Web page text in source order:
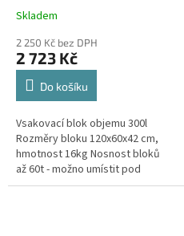
Compact
Průměrné
produktu
je
4,5
hvězdiček.
Skladem
2 250 Kč bez DPH
2 723 Kč
Do košíku
Vsakovací blok objemu 300l
Rozměry bloku 120x60x42 cm,
hmotnost 16kg Nosnost bloků
až 60t - možno umístit pod
parkovací stání, komunikace,